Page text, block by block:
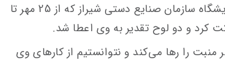
کسب کرد. این هنرمند در نمایشگاه سازمان صنایع دستی شیراز که از 25 مهر تا
منبت را رها می‌کند و نتوانستیم از کارهای وی